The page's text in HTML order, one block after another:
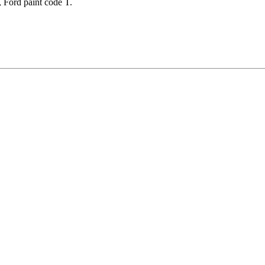
paint code T.